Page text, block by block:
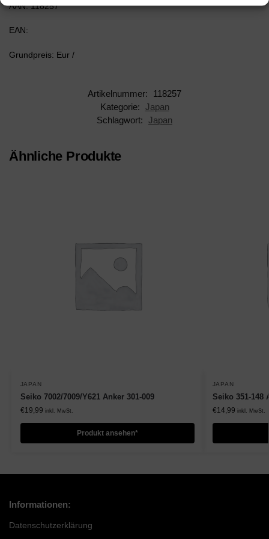
AAN: 118257
EAN:
Grundpreis: Eur /
Artikelnummer:
118257
Kategorie: Japan
Schlagwort: Japan
Ähnliche Produkte
JAPAN
Seiko 7002/7009/Y621 Anker 301-009
€19,99 inkl. MwSt.
Produkt ansehen*
JAPAN
Seiko 351-148
€14,99 inkl. MwSt.
Informationen:
Datenschutzerklärung